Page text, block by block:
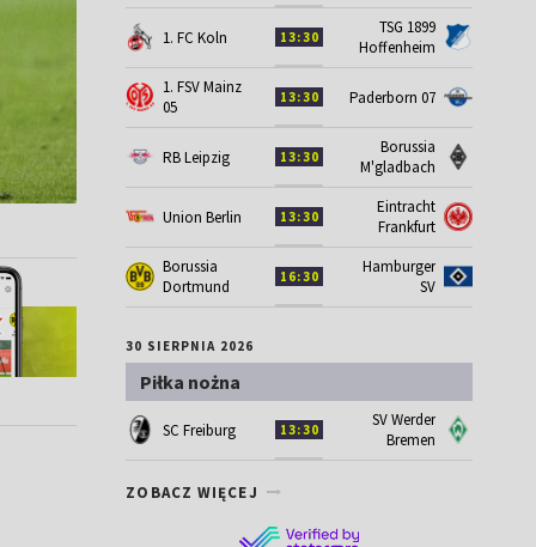
1. FC Koln 13:30
TSG 1899
Hoffenheim
1. FSV Mainz
05
13:30 Paderborn 07
RB Leipzig 13:30
Borussia
M'gladbach
Union Berlin 13:30
Eintracht
Frankfurt
Borussia
Dortmund
16:30
Hamburger
SV
30 SIERPNIA 2026
Piłka nożna
SC Freiburg 13:30
SV Werder
Bremen
ZOBACZ WIĘCEJ